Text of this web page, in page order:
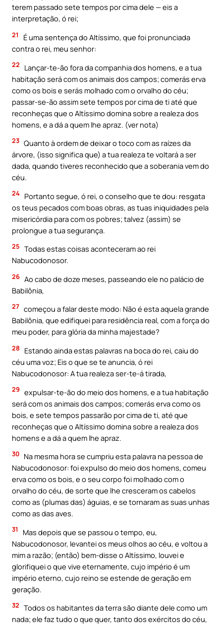
terem passado sete tempos por cima dele — eis a
interpretação, ó rei;
21
É uma sentença do Altíssimo, que foi pronunciada
contra o rei, meu senhor:
22
Lançar-te-ão fora da companhia dos homens, e a tua
habitação será com os animais dos campos; comerás erva
como os bois e serás molhado com o orvalho do céu;
passar-se-ão assim sete tempos por cima de ti até que
reconheças que o Altíssimo domina sobre a realeza dos
homens, e a dá a quem lhe apraz. (ver nota)
23 Quanto à ordem de deixar o toco com as raízes da
árvore, (isso significa que) a tua realeza te voltará a ser
dada, quando tiveres reconhecido que a soberania vem do
céu.
24 Portanto segue, ó rei, o conselho que te dou: resgata
os teus pecados com boas obras, as tuas iniquidades pela
misericórdia para com os pobres; talvez (assim) se
prolongue a tua segurança.
25 Todas estas coisas aconteceram ao rei
Nabucodonosor.
26 Ao cabo de doze meses, passeando ele no palácio de
Babilônia,
27 começou a falar deste modo: Não é esta aquela grande
Babilônia, que edifiquei para residência real, com a força do
meu poder, para glória da minha majestade?
28
Estando ainda estas palavras na boca do rei, caiu do
céu uma voz; Eis o que se te anuncia, ó rei
Nabucodonosor: A tua realeza ser-te-á tirada,
29 expulsar-te-ão do meio dos homens, e a tua habitação
será com os animais dos campos; comerás erva como os
bois, e sete tempos passarão por cima de ti, até que
reconheças que o Altíssimo domina sobre a realeza dos
homens e a dá a quem lhe apraz.
30 Na mesma hora se cumpriu esta palavra na pessoa de
Nabucodonosor: foi expulso do meio dos homens, comeu
erva como os bois, e o seu corpo foi molhado com o
orvalho do céu, de sorte que lhe cresceram os cabelos
como as (plumas das) águias, e se tornaram as suas unhas
como as das aves.
31
Mas depois que se passou o tempo, eu,
Nabucodonosor, levantei os meus olhos ao céu, e voltou a
mim a razão; (então) bem-disse o Altíssimo, louvei e
glorifiquei o que vive eternamente, cujo império é um
império eterno, cujo reino se estende de geração em
geração.
32 Todos os habitantes da terra são diante dele como um
nada; ele faz tudo o que quer, tanto dos exércitos do céu,